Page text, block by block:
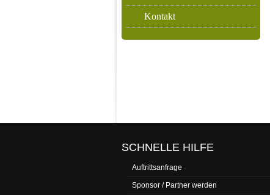
Kontakt
SCHNELLE HILFE
Auftrittsanfrage
Sponsor / Partner werden